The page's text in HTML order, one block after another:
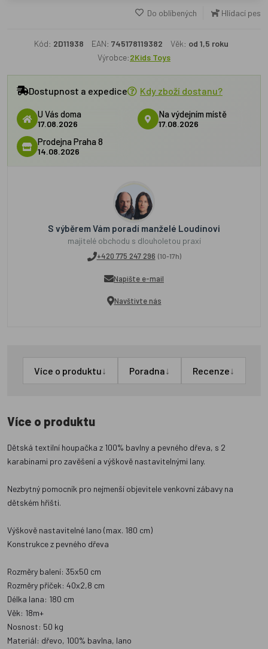
Do oblíbených Hlídací pes
Kód: 2D11938 EAN: 745178119382 Věk: od 1,5 roku
Výrobce:2Kids Toys
Dostupnost a expedice Kdy zboží dostanu?
U Vás doma
17.08.2026
Na výdejním místě
17.08.2026
Prodejna Praha 8
14.08.2026
S výběrem Vám poradí manželé Loudínovi
majitelé obchodu s dlouholetou praxí
+420 775 247 296 (10-17h)
Napište e-mail
Navštivte nás
Více o produktu↓ Poradna↓ Recenze↓
Více o produktu
Dětská textilní houpačka z 100% bavlny a pevného dřeva, s 2
karabinami pro zavěšení a výškově nastavitelnými lany.
Nezbytný pomocník pro nejmenší objevitele venkovní zábavy na
dětském hřišti.
Výškově nastavitelné lano (max. 180 cm)
Konstrukce z pevného dřeva
Rozměry balení: 35x50 cm
Rozměry příček: 40x2,8 cm
Délka lana: 180 cm
Věk: 18m+
Nosnost: 50 kg
Materiál: dřevo, 100% bavlna, lano